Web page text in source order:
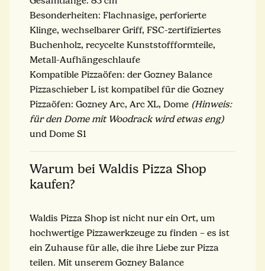
Besonderheiten: Flachnasige, perforierte
Klinge, wechselbarer Griff, FSC-zertifiziertes
Buchenholz, recycelte Kunststoffformteile,
Metall-Aufhängeschlaufe
Kompatible Pizzaöfen: der Gozney Balance
Pizzaschieber L ist kompatibel für die Gozney
Pizzaöfen: Gozney Arc, Arc XL, Dome (Hinweis:
für den Dome mit Woodrack wird etwas eng)
und Dome S1
Warum bei Waldis Pizza Shop
kaufen?
Waldis Pizza Shop ist nicht nur ein Ort, um
hochwertige Pizzawerkzeuge zu finden – es ist
ein Zuhause für alle, die ihre Liebe zur Pizza
teilen. Mit unserem Gozney Balance